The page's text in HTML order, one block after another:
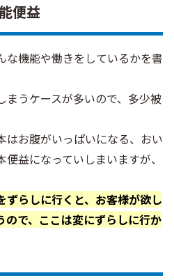
便益
な機能や働きをしているかを書
まうケースが多いので、多少被
お腹がいっぱいになる、おい
益になっていしまいますが、
ずらしに行くと、お客様が欲し
ので、ここは変にずらしに行か